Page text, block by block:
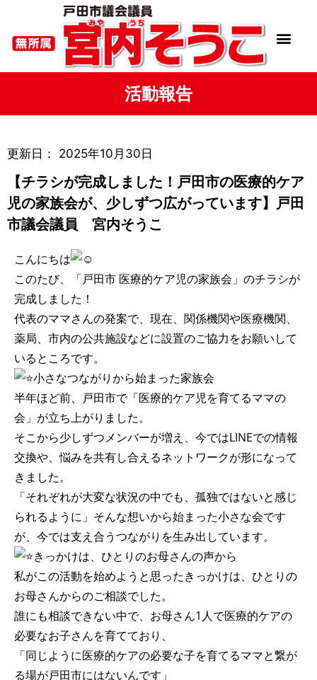
活動報告
更新日： 2025年10月30日
【チラシが完成しました！戸田市の医療的ケア
児の家族会が、少しずつ広がっています】戸田
市議会議員 宮内そうこ
こんにちは
このたび、「戸田市 医療的ケア児の家族会」のチラシが
完成しました！
代表のママさんの発案で、現在、関係機関や医療機関、
薬局、市内の公共施設などに設置のご協力をお願いして
いるところです。
小さなつながりから始まった家族会
半年ほど前、戸田市で「医療的ケア児を育てるママの
会」が立ち上がりました。
そこから少しずつメンバーが増え、今ではLINEでの情報
交換や、悩みを共有し合えるネットワークが形になって
きました。
「それぞれが大変な状況の中でも、孤独ではないと感じ
られるように」そんな想いから始まった小さな会です
が、今では支え合うつながりを生み出しています。
きっかけは、ひとりのお母さんの声から
私がこの活動を始めようと思ったきっかけは、ひとりの
お母さんからのご相談でした。
誰にも相談できない中で、お母さん1人で医療的ケアの
必要なお子さんを育てており、
「同じように医療的ケアの必要な子を育てるママと繋が
る場が戸田市にはないんです」